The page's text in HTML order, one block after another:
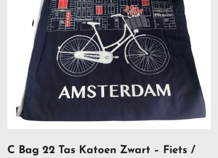
C Bag 22 Tas Katoen Zwart – Fiets /